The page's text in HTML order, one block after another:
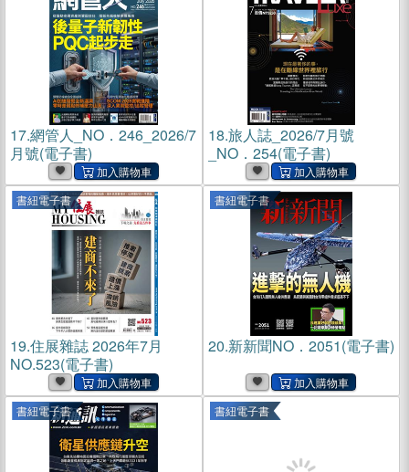
17.網管人_NO．246_2026/7
月號(電子書)
18.旅人誌_2026/7月號
_NO．254(電子書)
書紐電子書
19.住展雜誌 2026年7月
NO.523(電子書)
書紐電子書
20.新新聞NO．2051(電子書)
書紐電子書 書紐電子書